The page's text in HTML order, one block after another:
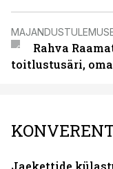
Rahva
toitlustusäri,
Jaekettide